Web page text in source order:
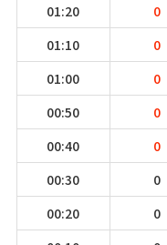
01:20
0
01:10
0
01:00
0
00:50
0
00:40
0
00:30
0
00:20
0